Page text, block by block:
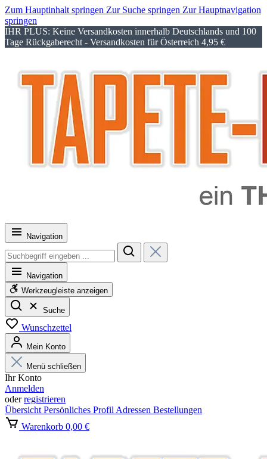
Zum Hauptinhalt springen Zur Suche springen Zur Hauptnavigation
springen
IHR PLUS: Keine Versandkosten innerhalb Deutschlands und 100
Tage Rückgaberecht - Versandkosten für Österreich 4,95 €
Navigation
Navigation
Werkzeugleiste anzeigen
Suche
Wunschzettel
Mein Konto
Menü schließen
Ihr Konto
Anmelden
oderregistrieren
Übersicht Persönliches Profil Adressen Bestellungen
Warenkorb 0,00 €